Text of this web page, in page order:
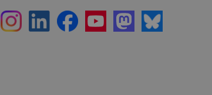
InstagramLinkedInFacebookYoutubeMastodon
Bluesky